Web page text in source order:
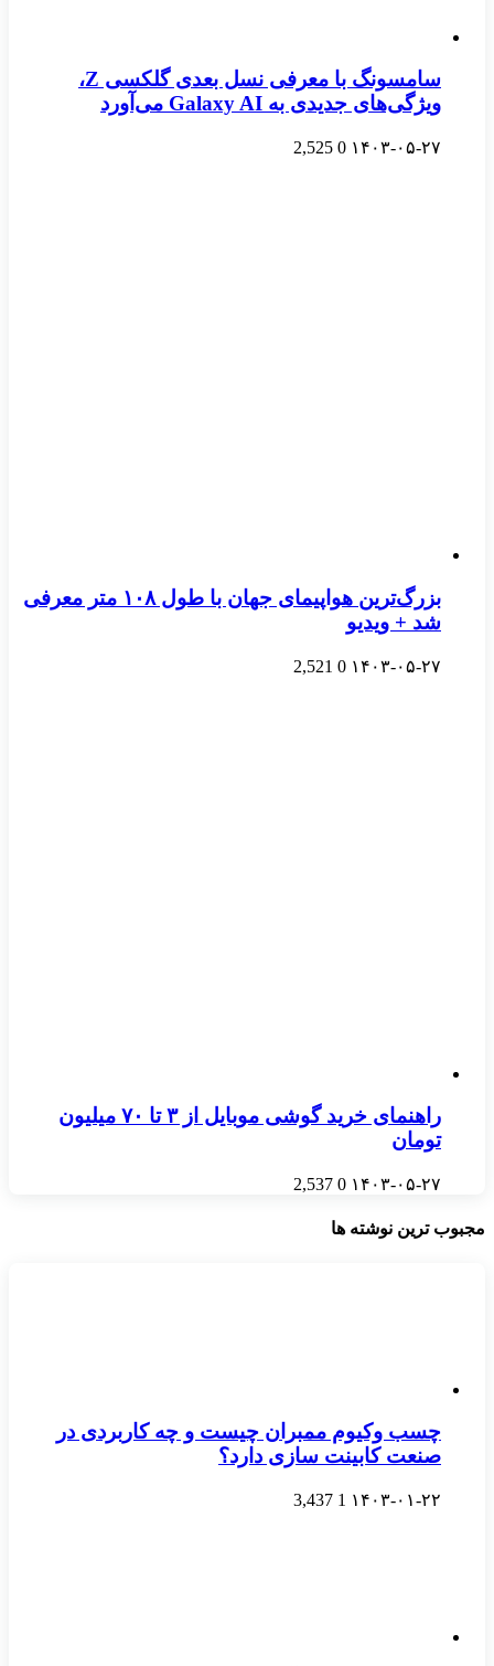
سامسونگ با معرفی نسل بعدی گلکسی Z،
ویژگی‌های جدیدی به Galaxy AI می‌آورد
۱۴۰۳-۰۵-۲۷ 0
2,525
بزرگ‌ترین هواپیمای جهان با طول ۱۰۸ متر معرفی
شد + ویدیو
۱۴۰۳-۰۵-۲۷ 0
2,521
راهنمای خرید گوشی موبایل از ٣ تا ۷۰ میلیون
تومان
۱۴۰۳-۰۵-۲۷ 0
2,537
مجبوب ترین نوشته ها
چسب وکیوم ممبران چیست و چه کاربردی در
صنعت کابینت سازی دارد؟
۱۴۰۳-۰۱-۲۲ 1
3,437